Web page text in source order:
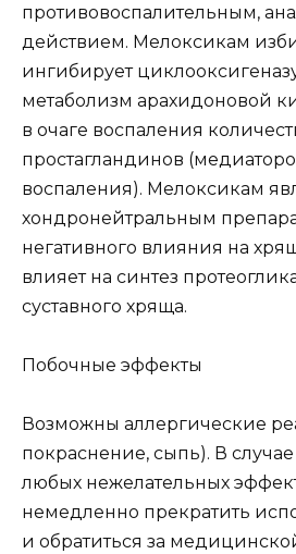
противовоспалительным,
действием. Мелоксикам
ингибирует
метаболизм арахидоновой
в очаге воспаления
простагландинов
воспаления). Мелоксикам
хондронейтральным
негативного влияния на
влияет на синтез
суставного хряща.
Побочные эффекты
Возможны аллергические
покраснение, сыпь). В
любых нежелательных
немедленно прекратить
и обратиться за